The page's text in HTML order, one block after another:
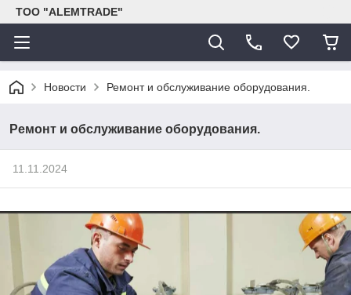
ТОО "ALEMTRADE"
Новости Ремонт и обслуживание оборудования.
Ремонт и обслуживание оборудования.
11.11.2024